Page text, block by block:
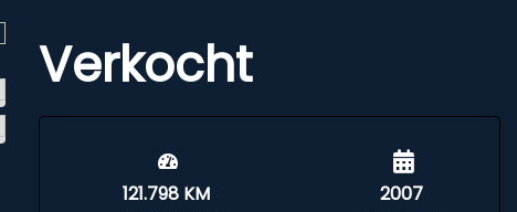
Verkocht
121.798 KM
2007